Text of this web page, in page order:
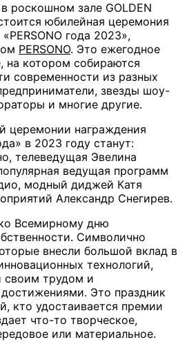
роскошном зале GOLDEN
юбилейная церемония
года 2023»,
PERSONO. Это ежегодное
на котором собираются
современности из разных
звезды шоу-
и многие другие.
церемонии награждения
в 2023 году станут:
телеведущая Эвелина
ведущая программ
модный диджей Катя
Александр Снегирев.
Всемирному дню
Символично
внесли большой вклад в
технологий,
своим трудом и
Это праздник
кто удостаивается премии
что-то творческое,
или материальное.